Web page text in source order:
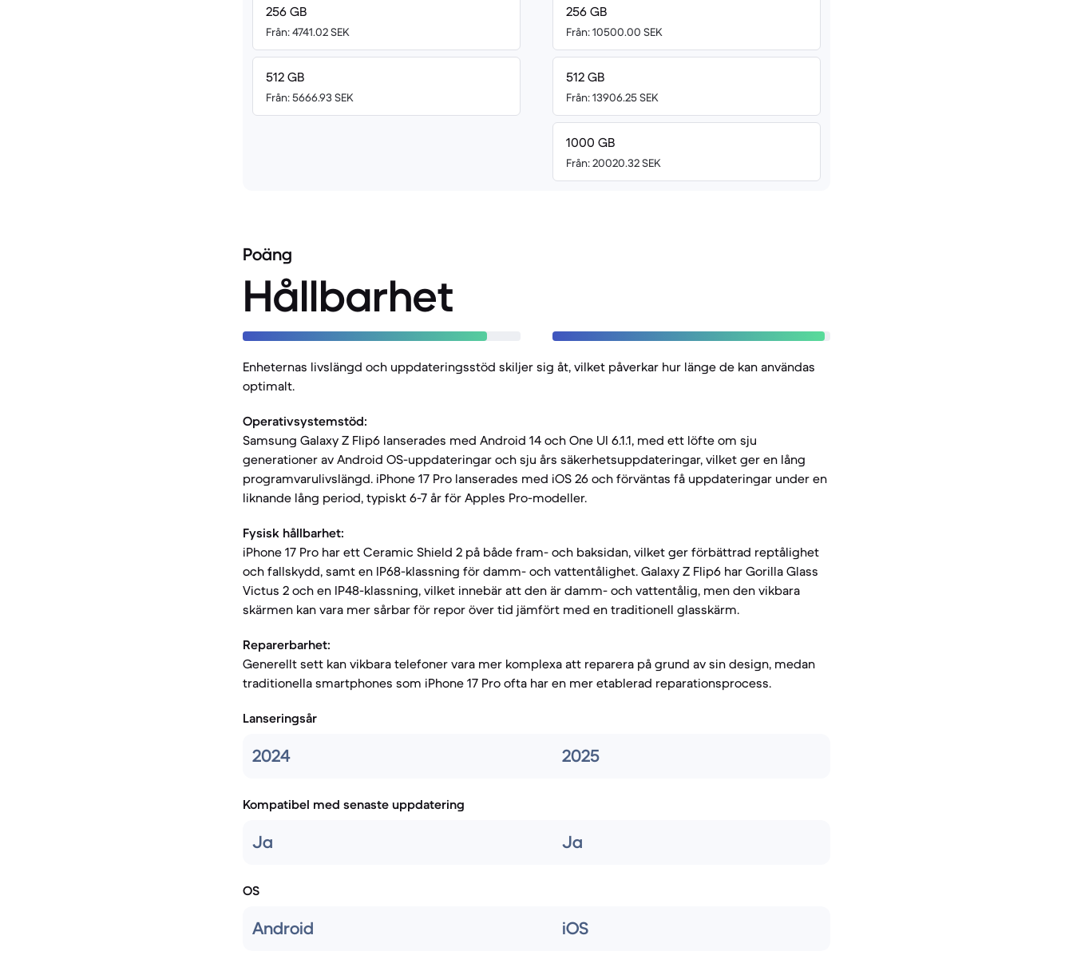
256 GB
Från: 4741.02 SEK
512 GB
Från: 5666.93 SEK
256 GB
Från: 10500.00 SEK
512 GB
Från: 13906.25 SEK
1000 GB
Från: 20020.32 SEK
Poäng
Hållbarhet
Enheternas livslängd och uppdateringsstöd skiljer sig åt, vilket påverkar hur länge de kan användas
optimalt.
Operativsystemstöd:
Samsung Galaxy Z Flip6 lanserades med Android 14 och One UI 6.1.1, med ett löfte om sju
generationer av Android OS-uppdateringar och sju års säkerhetsuppdateringar, vilket ger en lång
programvarulivslängd. iPhone 17 Pro lanserades med iOS 26 och förväntas få uppdateringar under en
liknande lång period, typiskt 6-7 år för Apples Pro-modeller.
Fysisk hållbarhet:
iPhone 17 Pro har ett Ceramic Shield 2 på både fram- och baksidan, vilket ger förbättrad reptålighet
och fallskydd, samt en IP68-klassning för damm- och vattentålighet. Galaxy Z Flip6 har Gorilla Glass
Victus 2 och en IP48-klassning, vilket innebär att den är damm- och vattentålig, men den vikbara
skärmen kan vara mer sårbar för repor över tid jämfört med en traditionell glasskärm.
Reparerbarhet:
Generellt sett kan vikbara telefoner vara mer komplexa att reparera på grund av sin design, medan
traditionella smartphones som iPhone 17 Pro ofta har en mer etablerad reparationsprocess.
Lanseringsår
2024 2025
Kompatibel med senaste uppdatering
Ja Ja
OS
Android iOS